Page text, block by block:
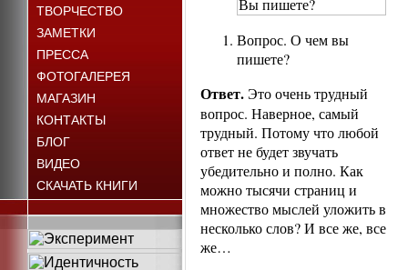
ТВОРЧЕСТВО
ЗАМЕТКИ
ПРЕССА
ФОТОГАЛЕРЕЯ
МАГАЗИН
КОНТАКТЫ
БЛОГ
ВИДЕО
СКАЧАТЬ КНИГИ
Вопрос. О чем вы
пишете?
Ответ.Это очень трудный
вопрос. Наверное, самый
трудный. Потому что любой
ответ не будет звучать
убедительно и полно. Как
можно тысячи страниц и
множество мыслей уложить в
несколько слов? И все же, все
же…